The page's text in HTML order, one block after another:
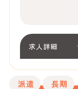
求人詳細
派遣 長期